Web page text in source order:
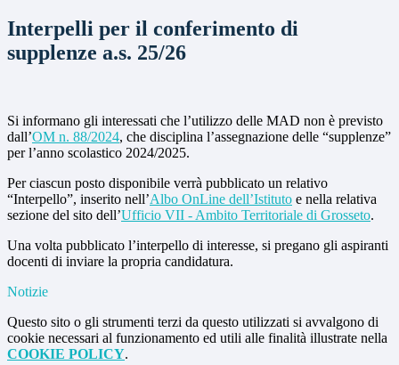
Interpelli per il conferimento di
supplenze a.s. 25/26
Si informano gli interessati che l’utilizzo delle MAD non è previsto
dall’OM n. 88/2024, che disciplina l’assegnazione delle “supplenze”
per l’anno scolastico 2024/2025.
Per ciascun posto disponibile verrà pubblicato un relativo
“Interpello”, inserito nell’Albo OnLine dell’Istituto e nella relativa
sezione del sito dell’Ufficio VII - Ambito Territoriale di Grosseto.
Una volta pubblicato l’interpello di interesse, si pregano gli aspiranti
docenti di inviare la propria candidatura.
Notizie
Questo sito o gli strumenti terzi da questo utilizzati si avvalgono di
cookie necessari al funzionamento ed utili alle finalità illustrate nella
COOKIE POLICY.